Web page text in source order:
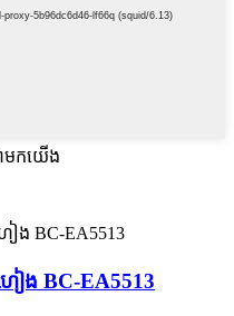
មកយើង
ហៀង BC-EA5513